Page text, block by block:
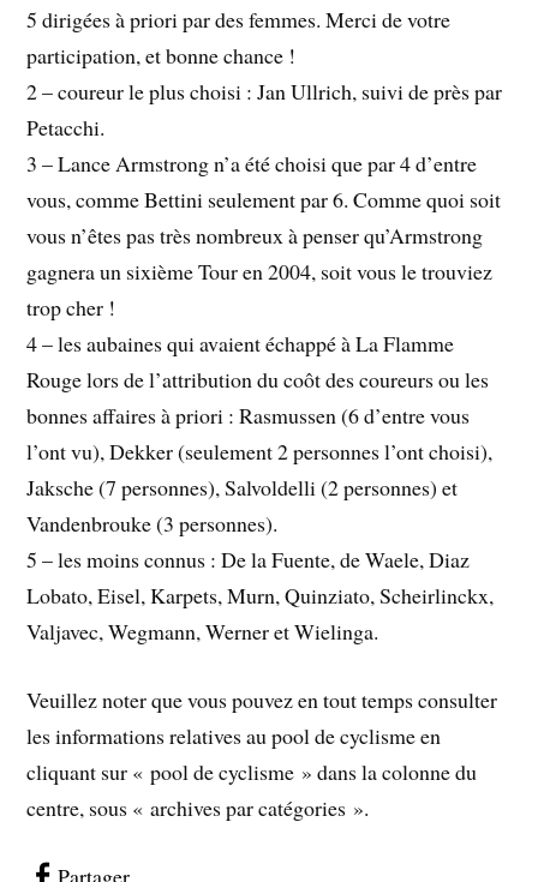
5 dirigées à priori par des femmes. Merci de votre
participation, et bonne chance !
2 – coureur le plus choisi : Jan Ullrich, suivi de près par
Petacchi.
3 – Lance Armstrong n’a été choisi que par 4 d’entre
vous, comme Bettini seulement par 6. Comme quoi soit
vous n’êtes pas très nombreux à penser qu’Armstrong
gagnera un sixième Tour en 2004, soit vous le trouviez
trop cher !
4 – les aubaines qui avaient échappé à La Flamme
Rouge lors de l’attribution du coôt des coureurs ou les
bonnes affaires à priori : Rasmussen (6 d’entre vous
l’ont vu), Dekker (seulement 2 personnes l’ont choisi),
Jaksche (7 personnes), Salvoldelli (2 personnes) et
Vandenbrouke (3 personnes).
5 – les moins connus : De la Fuente, de Waele, Diaz
Lobato, Eisel, Karpets, Murn, Quinziato, Scheirlinckx,
Valjavec, Wegmann, Werner et Wielinga.
Veuillez noter que vous pouvez en tout temps consulter
les informations relatives au pool de cyclisme en
cliquant sur « pool de cyclisme » dans la colonne du
centre, sous « archives par catégories ».
Partager